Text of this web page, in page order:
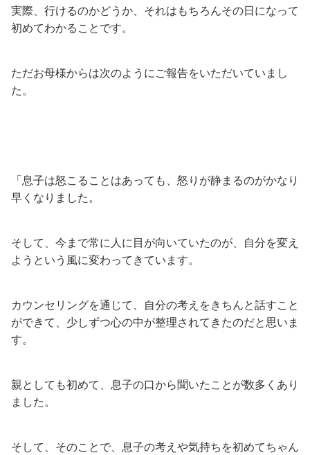
実際、行けるのかどうか、それはもちろんその日になって
初めてわかることです。
ただお母様からは次のようにご報告をいただいていまし
た。
「息子は怒こることはあっても、怒りが静まるのがかなり
早くなりました。
そして、今まで常に人に目が向いていたのが、自分を変え
ようという風に変わってきています。
カウンセリングを通じて、自分の考えをきちんと話すこと
ができて、少しずつ心の中が整理されてきたのだと思いま
す。
親としても初めて、息子の口から聞いたことが数多くあり
ました。
そして、そのことで、息子の考えや気持ちを初めてちゃん